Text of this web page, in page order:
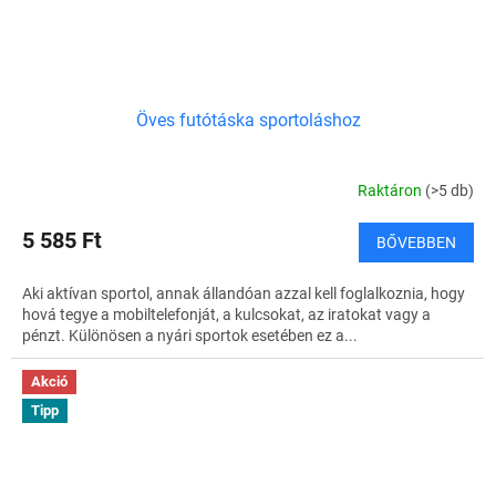
Öves futótáska sportoláshoz
Raktáron (>5 db)
5 585 Ft BŐVEBBEN
Aki aktívan sportol, annak állandóan azzal kell foglalkoznia, hogy
hová tegye a mobiltelefonját, a kulcsokat, az iratokat vagy a
pénzt. Különösen a nyári sportok esetében ez a...
Akció
Tipp